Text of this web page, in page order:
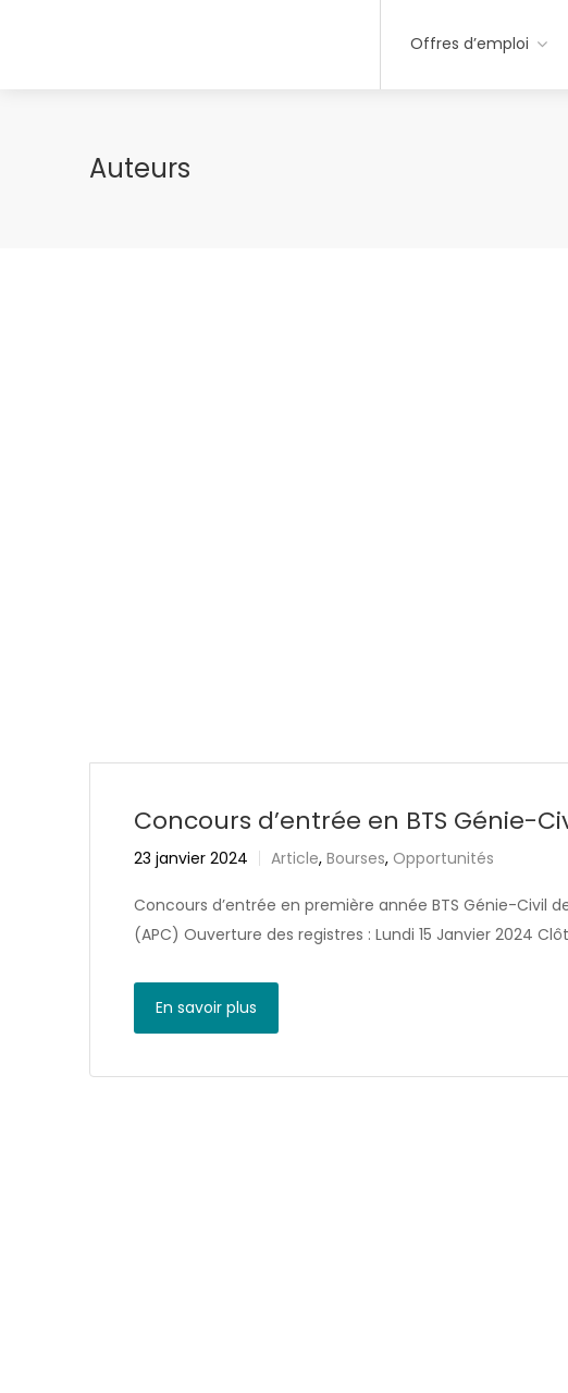
Offres d’emploi
Auteurs
Concours d’entrée en BTS Génie-
23 janvier 2024 Article, Bourses, Opportunités
Concours d’entrée en première année BTS Génie-Civil
(APC) Ouverture des registres : Lundi 15 Janvier 2024
En savoir plus